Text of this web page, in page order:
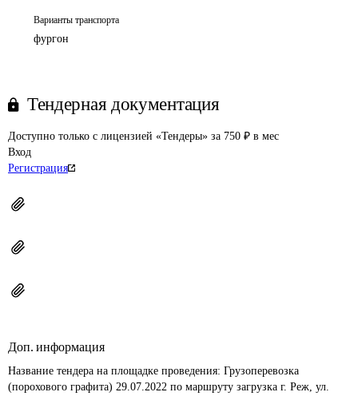
Варианты транспорта
фургон
Тендерная документация
Доступно только с лицензией «Тендеры» за 750 ₽ в мес
Вход
Регистрация
Доп. информация
Название тендера на площадке проведения: Грузоперевозка
(порохового графита) 29.07.2022 по маршруту загрузка г. Реж, ул.